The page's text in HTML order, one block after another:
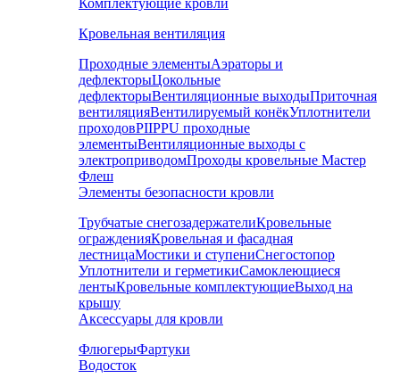
Комплектующие кровли
Кровельная вентиляция
Проходные элементыАэраторы и
дефлекторыЦокольные
дефлекторыВентиляционные выходыПриточная
вентиляцияВентилируемый конёкУплотнители
проходовPIIPPU проходные
элементыВентиляционные выходы с
электроприводомПроходы кровельные Мастер
Флеш
Элементы безопасности кровли
Трубчатые снегозадержателиКровельные
огражденияКровельная и фасадная
лестницаМостики и ступениСнегостопор
Уплотнители и герметикиСамоклеющиеся
лентыКровельные комплектующиеВыход на
крышу
Аксессуары для кровли
ФлюгерыФартуки
Водосток